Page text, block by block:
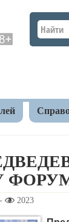
2023